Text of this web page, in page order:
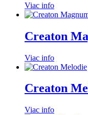
Viac info
Creaton
Viac info
Creaton
Viac info